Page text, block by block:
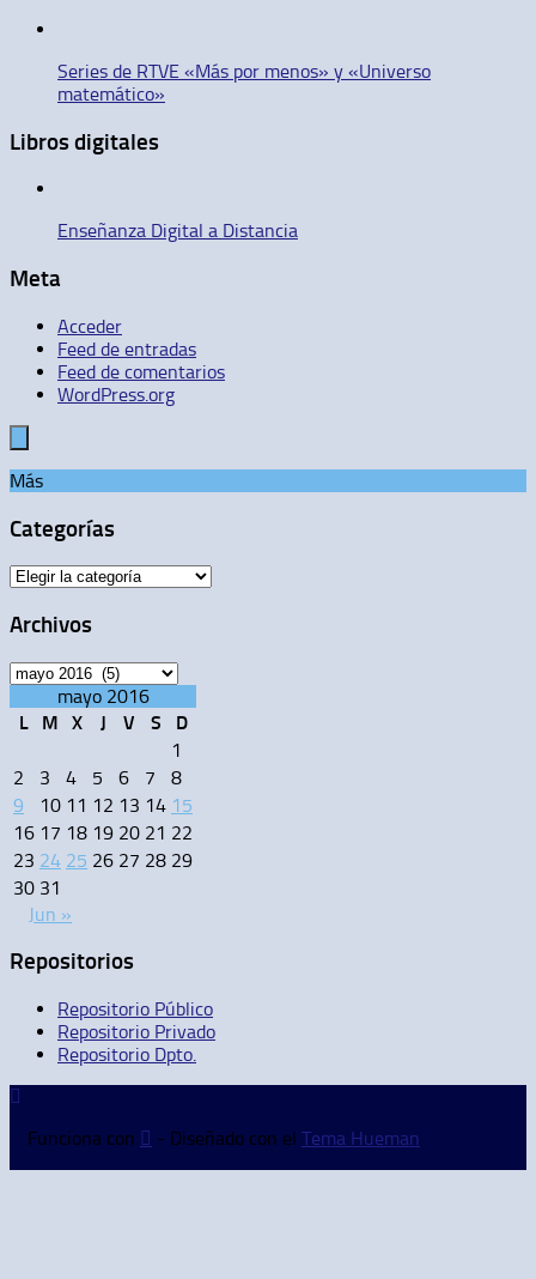
Series de RTVE «Más por menos» y «Universo
matemático»
Libros digitales
Enseñanza Digital a Distancia
Meta
Acceder
Feed de entradas
Feed de comentarios
WordPress.org
Más
Categorías
Categorías
Archivos
Archivos
mayo 2016
L
M X J V S
D
1
2
3 4 5 6 7
8
9
10 11 12 13 14 15
16 17 18 19 20 21 22
23 24 25 26 27 28 29
30 31
Jun »
Repositorios
Repositorio Público
Repositorio Privado
Repositorio Dpto.
Funciona con - Diseñado con el Tema Hueman